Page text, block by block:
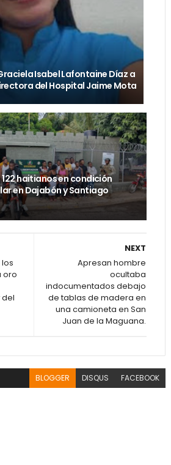
Isabel Lafontaine Díaz a
del Hospital Jaime Mota
haitianos en condición
en Dajabón y Santiago
NEXT
Apresan hombre
ocultaba
indocumentados debajo
de tablas de madera en
una camioneta en San
Juan de la Maguana.
oro
BLOGGER DISQUS FACEBOOK